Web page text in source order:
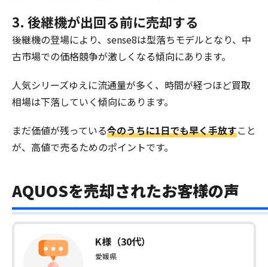
3. 後継機が出回る前に売却する
後継機の登場により、sense8は型落ちモデルとなり、中
古市場での価格競争が激しくなる傾向にあります。
人気シリーズゆえに流通量が多く、時間が経つほど買取
相場は下落していく傾向にあります。
まだ価値が残っている今のうちに1日でも早く手放すこと
が、高値で売るためのポイントです。
AQUOSを売却されたお客様の声
K様（30代）
愛媛県